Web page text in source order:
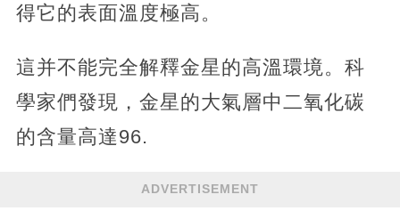
得它的表面溫度極高。
這并不能完全解釋金星的高溫環境。科
學家們發現，金星的大氣層中二氧化碳
的含量高達96.
ADVERTISEMENT